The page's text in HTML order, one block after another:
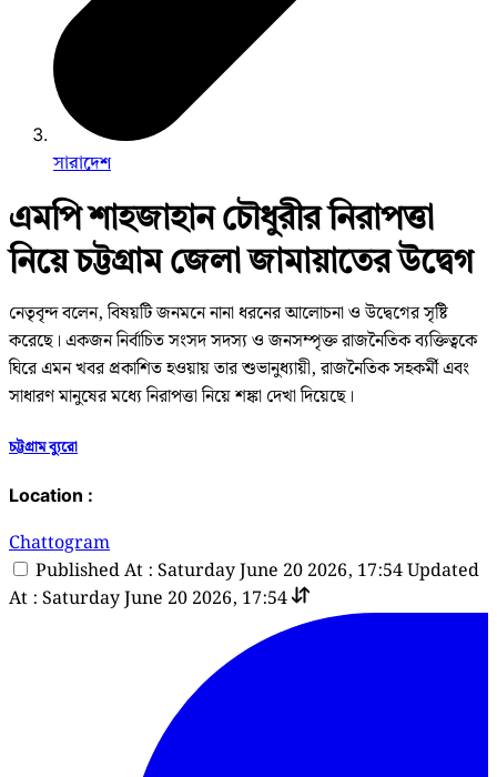
সারাদেশ
এমপি শাহজাহান চৌধুরীর নিরাপত্তা
নিয়ে চট্টগ্রাম জেলা জামায়াতের উদ্বেগ
নেতৃবৃন্দ বলেন, বিষয়টি জনমনে নানা ধরনের আলোচনা ও উদ্বেগের সৃষ্টি
করেছে। একজন নির্বাচিত সংসদ সদস্য ও জনসম্পৃক্ত রাজনৈতিক ব্যক্তিত্বকে
ঘিরে এমন খবর প্রকাশিত হওয়ায় তার শুভানুধ্যায়ী, রাজনৈতিক সহকর্মী এবং
সাধারণ মানুষের মধ্যে নিরাপত্তা নিয়ে শঙ্কা দেখা দিয়েছে।
চট্টগ্রাম ব্যুরো
Location :
Chattogram
Published At : Saturday June 20 2026, 17:54Updated
At : Saturday June 20 2026, 17:54